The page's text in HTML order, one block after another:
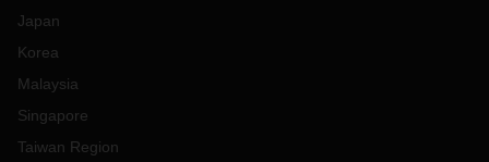
Japan
Korea
Malaysia
Singapore
Taiwan Region